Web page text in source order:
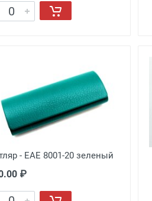
- EAE 8001-20 зеленый
₽